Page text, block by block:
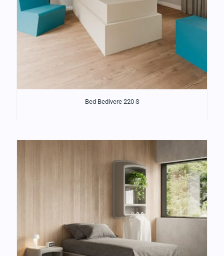
Bed Bedivere 220 S